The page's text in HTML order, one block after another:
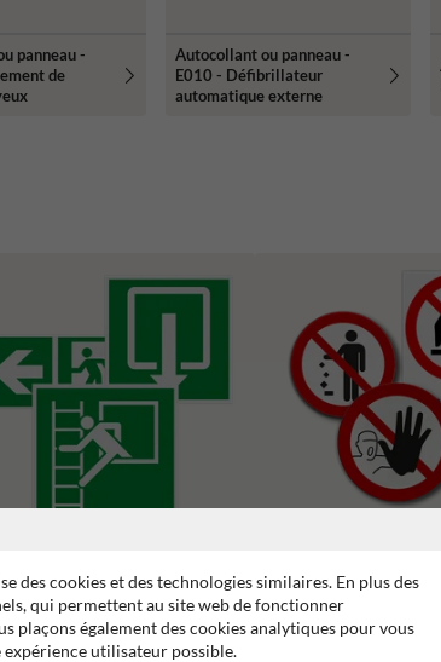
panneau -
de
Autocollant ou panneau -
E010 - Défibrillateur
automatique externe
d'évacuation
des cookies et des technologies similaires. En plus des
qui permettent au site web de fonctionner
plaçons également des cookies analytiques pour vous
utilisateur possible.